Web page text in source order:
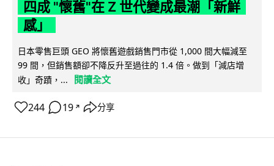
四成 "懷舊"在 Z 世代變成最潮「新鮮
感」
日本零售巨頭 GEO 將懷舊遊戲銷售門市從 1,000 間大幅減至
99 間，但銷售額卻不降反升至過往的 1.4 倍。做到「減店增
收」奇蹟，...
閱讀全文
244 19 ↗ 分享